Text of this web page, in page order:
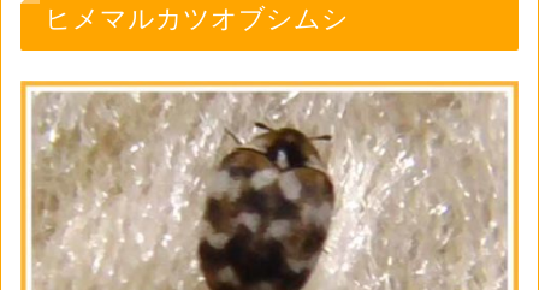
ヒメマルカツオブシムシ